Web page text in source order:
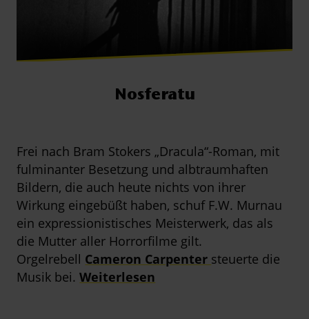
Nosferatu
Frei nach Bram Stokers „Dracula“-Roman, mit
fulminanter Besetzung und albtraumhaften
Bildern, die auch heute nichts von ihrer
Wirkung eingebüßt haben, schuf F.W. Murnau
ein expressionistisches Meisterwerk, das als
die Mutter aller Horrorfilme gilt.
Orgelrebell Cameron Carpenter steuerte die
Musik bei.Weiterlesen